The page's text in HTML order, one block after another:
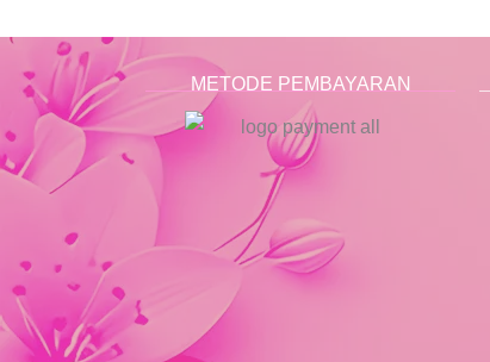
METODE PEMBAYARAN